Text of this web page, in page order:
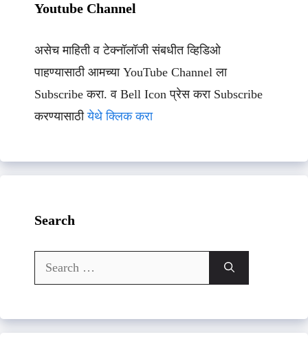
Youtube Channel
असेच माहिती व टेक्नॉलॉजी संबधीत व्हिडिओ
पाहण्यासाठी आमच्या YouTube Channel ला
Subscribe करा. व Bell Icon प्रेस करा Subscribe
करण्यासाठीयेथे क्लिक करा
Search
Search
for: